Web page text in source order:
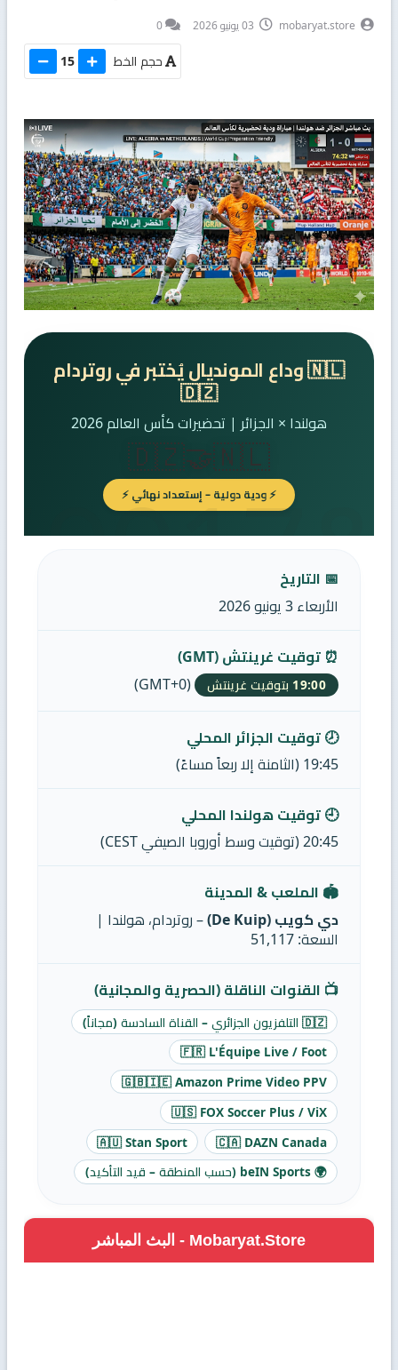
mobaryat.store
0
حجم الخط 15
🇳🇱 وداع المونديال يُختبر في روتردام
🇩🇿
هولندا × الجزائر | تحضيرات كأس العالم 2026
🇳🇱
🤝
🇩🇿
⚡ ودية دولية – إستعداد نهائي ⚡
📅 التاريخ
الأربعاء 3 يونيو 2026
⏰ توقيت غرينتش (GMT)
19:00 بتوقيت غرينتش (GMT+0)
🕗 توقيت الجزائر المحلي
19:45 (الثامنة إلا ربعاً مساءً)
🕘 توقيت هولندا المحلي
20:45 (توقيت وسط أوروبا الصيفي CEST)
🏟️ الملعب & المدينة
دي كويب (De Kuip)
– روتردام، هولندا |
السعة: 51,117
📺 القنوات الناقلة (الحصرية والمجانية)
🇩🇿 التلفزيون الجزائري – القناة السادسة (مجاناً)
🇫🇷 L'Équipe Live / Foot
🇬🇧🇮🇪 Amazon Prime Video PPV
🇺🇸 FOX Soccer Plus / ViX
🇨🇦 DAZN Canada
🇦🇺 Stan Sport
🌍 beIN Sports (حسب المنطقة – قيد التأكيد)
Mobaryat.Store - البث المباشر